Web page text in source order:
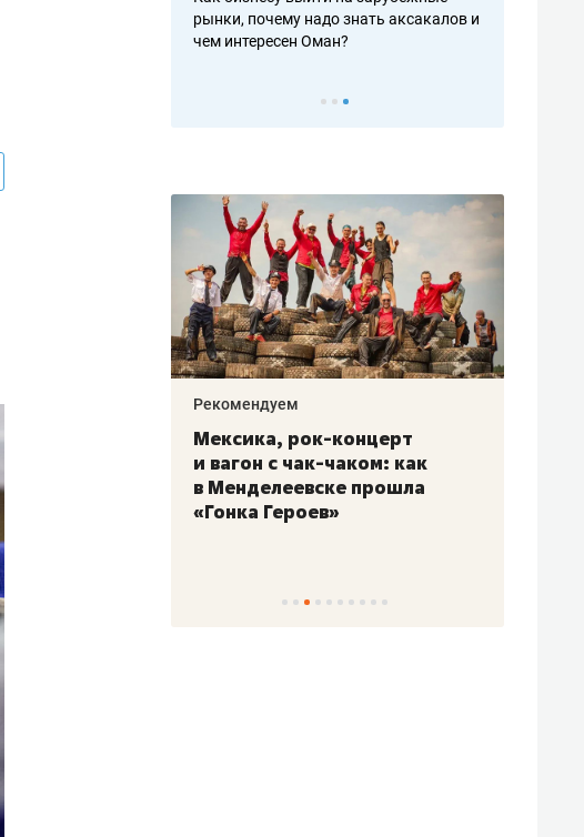
рынки, почему надо знать аксакалов и
чем интересен Оман?
в дикой
физическим
основа
Рекомендуем
Мексика, рок-концерт
и вагон с чак-чаком: как
в Менделеевске прошла
«Гонка Героев»